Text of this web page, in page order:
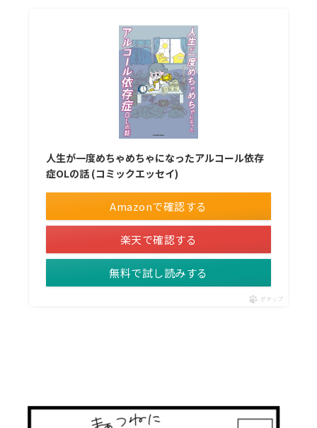
人生が一度めちゃめちゃになったアルコール依存
症OLの話 (コミックエッセイ)
Amazonで確認する
楽天で確認する
無料で試し読みする
ポチップ